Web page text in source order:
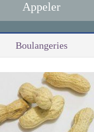
Appeler
Boulangeries